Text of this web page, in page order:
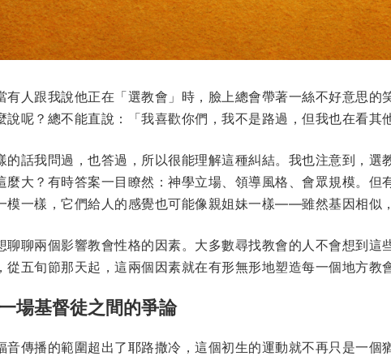
有人跟我說他正在「選教會」時，臉上總會帶著一絲不好意思
說呢？總不能直說：「我喜歡你們，我不是路過，但我也在看
的話我問過，也答過，所以很能理解這種糾結。我也注意到，
麼大？有時答案一目瞭然：神學立場、領導風格、會眾規模。
模一樣，它們給人的感覺也可能像親姐妹一樣——雖然基因相似
聊聊兩個影響教會性格的因素。大多數尋找教會的人不會想到
從五旬節那天起，這兩個因素就在有形無形地塑造每一個地方教會
場基督徒之間的爭論
音傳播的範圍超出了耶路撒冷，這個初生的運動就不再只是一